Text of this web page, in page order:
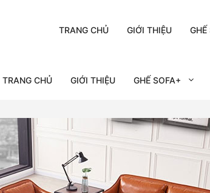
TRANG CHỦ GIỚI THIỆU GHẾ
TRANG CHỦ GIỚI THIỆU GHẾ SOFA+